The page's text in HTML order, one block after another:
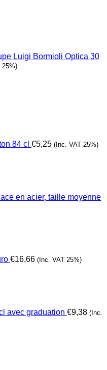
Luigi Bormioli Optica 30
25%)
84 cl €5,25 (Inc. VAT 25%)
en acier, taille moyenne
€16,66 (Inc. VAT 25%)
avec graduation €9,38 (Inc.